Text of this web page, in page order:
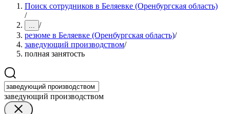
Поиск сотрудников в Беляевке (Оренбургская область)
/
... /
резюме в Беляевке (Оренбургская область)/
заведующий производством/
полная занятость
заведующий производством